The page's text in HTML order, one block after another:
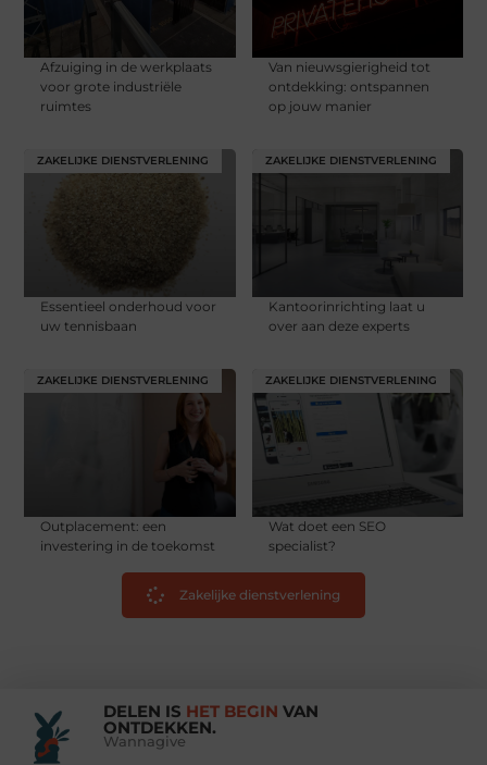
Afzuiging in de werkplaats
voor grote industriële
ruimtes
Van nieuwsgierigheid tot
ontdekking: ontspannen
op jouw manier
ZAKELIJKE DIENSTVERLENING
Essentieel onderhoud voor
uw tennisbaan
ZAKELIJKE DIENSTVERLENING
Kantoorinrichting laat u
over aan deze experts
ZAKELIJKE DIENSTVERLENING
Outplacement: een
investering in de toekomst
ZAKELIJKE DIENSTVERLENING
Wat doet een SEO
specialist?
Zakelijke dienstverlening
DELEN IS HET BEGIN VAN
ONTDEKKEN.
Wannagive